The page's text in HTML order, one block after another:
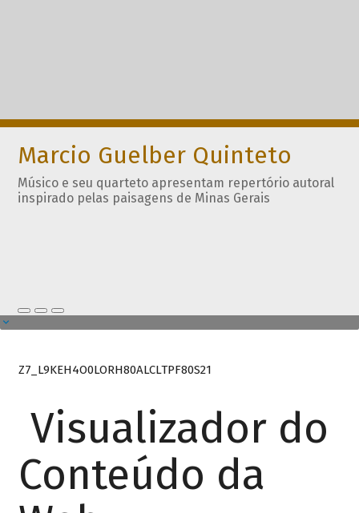
Marcio Guelber Quinteto
Músico e seu quarteto apresentam repertório autoral
inspirado pelas paisagens de Minas Gerais
Z7_L9KEH4O0LORH80ALCLTPF80S21
Visualizador do
Conteúdo da